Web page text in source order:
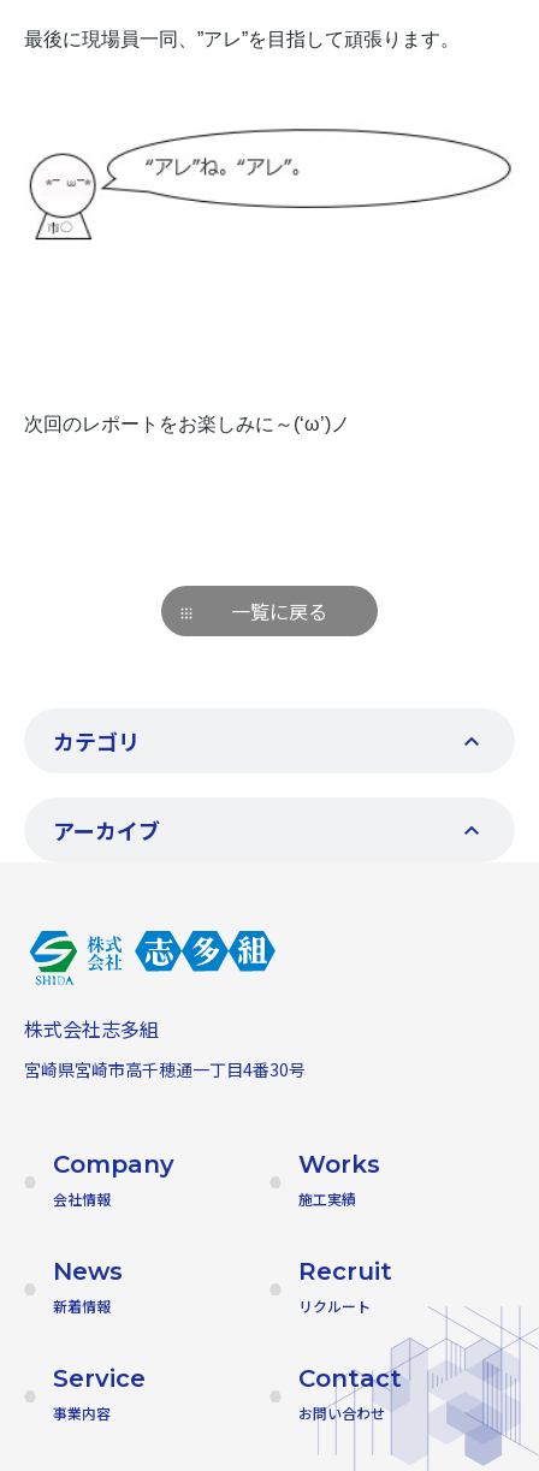
カテゴリ
アーカイブ
最後に現場員一同、”アレ”を目指して頑張ります。
次回のレポートをお楽しみに～(‘ω’)ノ
一覧に戻る
株式会社志多組
宮崎県宮崎市高千穂通一丁目4番30号
Company
会社情報
Works
施工実績
News
新着情報
Recruit
リクルート
Service
事業内容
Contact
お問い合わせ